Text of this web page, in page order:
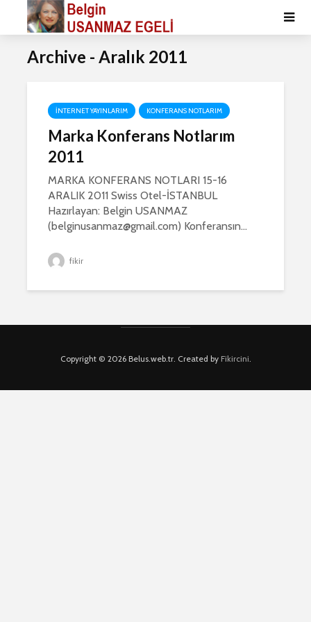
Archive - Aralık 2011
İNTERNET YAYINLARIM KONFERANS NOTLARIM
Marka Konferans Notlarım
2011
MARKA KONFERANS NOTLARI 15-16
ARALIK 2011 Swiss Otel-İSTANBUL
Hazırlayan: Belgin USANMAZ
(belginusanmaz@gmail.com) Konferansın...
fikir
Copyright © 2026 Belus.web.tr. Created by Fikircini.